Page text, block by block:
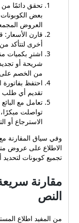
تحقق دائمًا
بعض
العروض
قارن
أخرى لتتأكد
اشترِ بكميات
شريحة أو
من الخصم على
احتفظ
تقديم أي طلب
تعامل مع
تواصلت
الاسترجاع
وفي سياق المقارنة
الاطلاع على عروض
تجميع كوبونات
مقارنة
النص
من المفيد اطلاع